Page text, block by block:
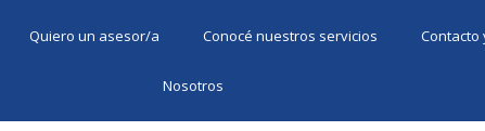
Quiero un asesor/a Conocé nuestros servicios Contacto
Nosotros